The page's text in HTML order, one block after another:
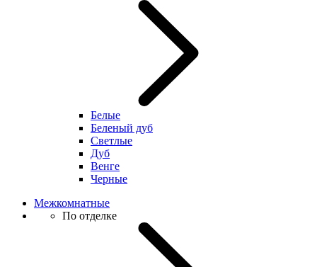
Белые
Беленый дуб
Светлые
Дуб
Венге
Черные
Межкомнатные
По отделке